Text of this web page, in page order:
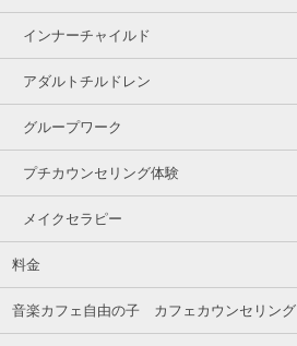
インナーチャイルド
アダルトチルドレン
グループワーク
プチカウンセリング体験
メイクセラピー
料金
音楽カフェ自由の子 カフェカウンセリング